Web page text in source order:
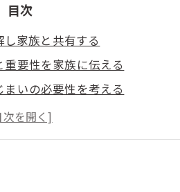
目次
家族と共有する
要性を家族に伝える
いの必要性を考える
まいの現代的意義
いについて意見をまとめる